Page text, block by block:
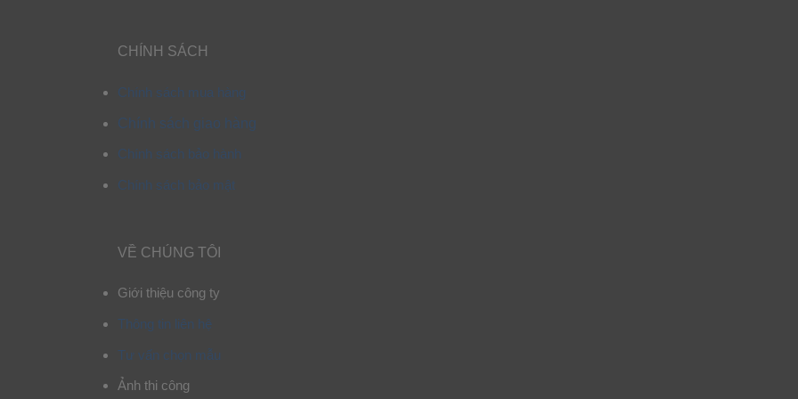
CHÍNH SÁCH
Chính sách mua hàng
Chính sách giao hàng
Chính sách bảo hành
Chính sách bảo mật
VỀ CHÚNG TÔI
Giới thiệu công ty
Thông tin liên hệ
Tư vấn chọn mẫu
Ảnh thi công